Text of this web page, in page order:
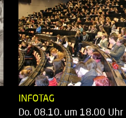
INFOTAG
Do. 08.10. um 18.00 Uhr